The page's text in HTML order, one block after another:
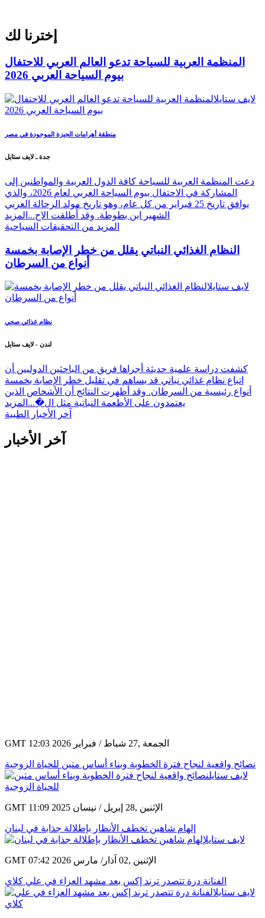
إخترنا لك
المنظمة العربية للسياحة تدعو العالم العربي للاحتفال
بيوم السياحة العربي 2026
منطقة أهرامات الجيزة الموجودة في مصر
جدة ـ لايف ستايل
دعت المنظمة العربية للسياحة كافة الدول العربية والمواطنين إلى
المشاركة في الاحتفال بيوم السياحة العربي لعام 2026، والذي
يوافق تاريخ 25 فبراير من كل عام، وهو تاريخ مولد الرحالة العربي
الشهير ابن بطوطة. وقد أُطلقت الاح... المزيد
المزيد من التحقيقات السياحية
النظام الغذائي النباتي يقلل من خطر الإصابة بخمسة
أنواع من السرطان
نظام غذائي صحي
لندن - لايف ستايل
كشفت دراسة علمية حديثة أجراها فريق من الباحثين الدوليين أن
اتباع نظام غذائي نباتي قد يساهم في تقليل خطر الإصابة بخمسة
أنواع رئيسية من السرطان. وقد أظهرت النتائج أن الأشخاص الذين
يعتمدون على الأطعمة النباتية مثل ال�... المزيد
آخر الأخبار الطبية
آخر الأخبار
GMT 12:03 2026 الجمعة ,27 شباط / فبراير
نصائح واقعية لنجاح فترة الخطوبة وبناء أساس متين للحياة الزوجية
GMT 11:09 2025 الإثنين ,28 إبريل / نيسان
إلهام شاهين تخطف الأنظار بإطلالة جذابة في لبنان
GMT 07:42 2026 الإثنين ,02 آذار/ مارس
الفنانة درة تتصدر ترند إكس بعد مشهد العزاء في علي كلاي